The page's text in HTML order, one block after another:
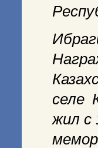
селе
жил с